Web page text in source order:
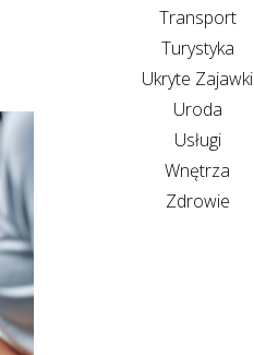
Transport
Turystyka
Ukryte Zajawki
Uroda
Usługi
Wnętrza
Zdrowie